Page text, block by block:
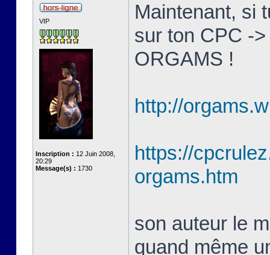
VIP
Inscription : 12 Juin 2008,
20:29
Message(s) : 1730
Maintenant, si
sur ton CPC -
ORGAMS !
http://
https://
orgams.htm
son auteur le
quand même